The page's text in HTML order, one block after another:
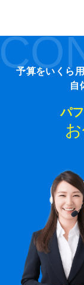
予算をいくら
自
パ